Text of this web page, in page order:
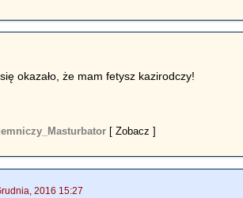
okazało, że mam fetysz kazirodczy!
[ Zobacz ]
2016 15:27